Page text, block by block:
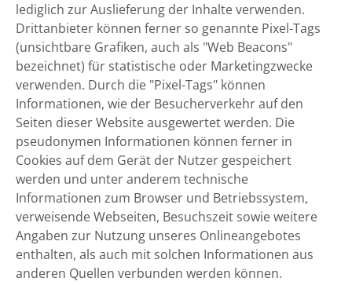
lediglich zur Auslieferung der Inhalte verwenden.
Drittanbieter können ferner so genannte Pixel-Tags
(unsichtbare Grafiken, auch als "Web Beacons"
bezeichnet) für statistische oder Marketingzwecke
verwenden. Durch die "Pixel-Tags" können
Informationen, wie der Besucherverkehr auf den
Seiten dieser Website ausgewertet werden. Die
pseudonymen Informationen können ferner in
Cookies auf dem Gerät der Nutzer gespeichert
werden und unter anderem technische
Informationen zum Browser und Betriebssystem,
verweisende Webseiten, Besuchszeit sowie weitere
Angaben zur Nutzung unseres Onlineangebotes
enthalten, als auch mit solchen Informationen aus
anderen Quellen verbunden werden können.